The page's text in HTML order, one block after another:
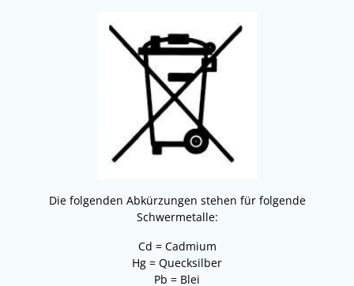
Die folgenden Abkürzungen stehen für folgende
Schwermetalle:
Cd = Cadmium
Hg = Quecksilber
Pb = Blei